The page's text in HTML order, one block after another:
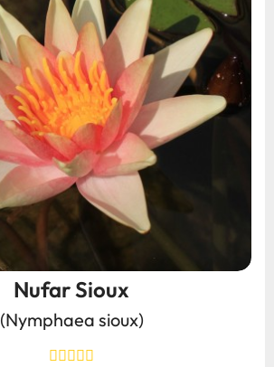
Nufar Sioux
(Nymphaea sioux)